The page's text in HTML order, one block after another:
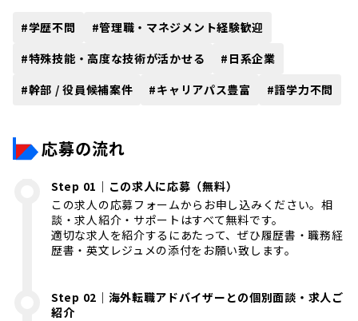
#学歴不問 #管理職・マネジメント経験歓迎
#特殊技能・高度な技術が活かせる # 日系企業
#幹部 / 役員候補案件 #キャリアパス豊富 #語学力不問
応募の流れ
Step 01｜この求人に応募（無料）
この求人の応募フォームからお申し込みください。相
談・求人紹介・サポートはすべて無料です。
適切な求人を紹介するにあたって、ぜひ履歴書・職務経
歴書・英文レジュメの添付をお願い致します。
Step 02｜海外転職アドバイザーとの個別面談・求人ご
紹介